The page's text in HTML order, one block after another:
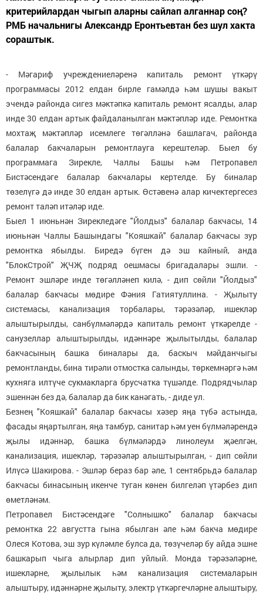
критерийлардан чыгып аларны сайлап алганнар соң?
РМБ начальнигы Александр Еронтьевтан без шул хакта
сораштык.
- Мәгариф учреждениеләренә капиталь ремонт үткәрү
программасы 2012 елдан бирле гамәлдә һәм шушы вакыт
эчендә районда сигез мәктәпкә капиталь ремонт ясалды, алар
инде 30 елдан артык файдаланылган мәктәпләр иде. Ремонтка
мохтаҗ мәктәпләр исемлеге төгәлләнә башлагач, районда
балалар бакчаларын ремонтлауга керештеләр. Быел бу
программага Зирекле, Чаллы Башы һәм Петропавел
Бистәсендәге балалар бакчалары кертелде. Бу биналар
төзелүгә дә инде 30 елдан артык. Өстәвенә алар кичектергесез
ремонт таләп итәләр иде.
Быел 1 июньнән Зирекледәге "Йолдыз" балалар бакчасы, 14
июньнән Чаллы Башындагы "Кояшкай" балалар бакчасы зур
ремонтка ябылды. Биредә бүген дә эш кайный, анда
"БлокСтрой" ҖЧҖ подряд оешмасы бригадалары эшли. -
Ремонт эшләре инде төгәлләнеп килә, - дип сөйли "Йолдыз"
балалар бакчасы мөдире Фәния Гатиятуллина. - Җылыту
системасы, канализация торбалары, тәрәзәләр, ишекләр
алыштырылды, санбүлмәләрдә капиталь ремонт үткәрелде -
санузеллар алыштырылды, идәннәре җылытылды, балалар
бакчасының башка биналары да, баскыч мәйданчыгы
ремонтланды, бина тирәли отмостка салынды, төркемнәргә һәм
кухняга илтүче сукмакларга брусчатка түшәлде. Подрядчылар
эшеннән без дә, балалар да бик канәгать, - диде ул.
Безнең "Кояшкай" балалар бакчасы хәзер яңа түбә астында,
фасады яңартылган, яңа тамбур, санитар һәм уен бүлмәләрендә
җылы идәннәр, башка бүлмәләрдә линолеум җәелгән,
канализация, ишекләр, тәрәзәләр алыштырылган, - дип сөйли
Илүсә Шакирова. - Эшләр бераз бар әле, 1 сентябрьдә балалар
бакчасы бинасының икенче туган көнен билгеләп үтәрбез дип
өметләнәм.
Петропавел Бистәсендәге "Солнышко" балалар бакчасы
ремонтка 22 августта гына ябылган әле һәм бакча мөдире
Олеся Котова, эш зур күләмле булса да, төзүчеләр бу айда эшне
башкарып чыга алырлар дип уйлый. Монда тәрәзәләрне,
ишекләрне, җылылык һәм канализация системаларын
алыштыру, идәннәрне җылыту, электр үткәргечләрне алыштыру,